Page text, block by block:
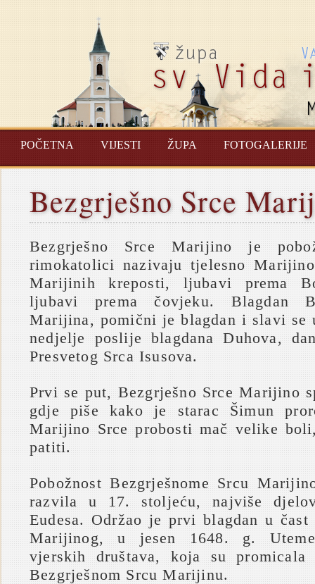
POČETNA VIJESTI ŽUPA FOTOGALERIJE
Bezgrješno Srce
Bezgrješno Srce Marijino je
rimokatolici nazivaju tjelesno
Marijinih kreposti, ljubavi prema
ljubavi prema čovjeku. Blagdan
Marijina, pomični je blagdan i slavi se
nedjelje poslije blagdana Duhova,
Presvetog Srca Isusova.
Prvi se put, Bezgrješno Srce Marijino
gdje piše kako je starac Šimun
Marijino Srce probosti mač velike
patiti.
Pobožnost Bezgrješnome Srcu
razvila u 17. stoljeću, najviše
Eudesa. Održao je prvi blagdan u čast
Marijinog, u jesen 1648. g.
vjerskih društava, koja su promicala
Bezgrješnom Srcu Marijinu.